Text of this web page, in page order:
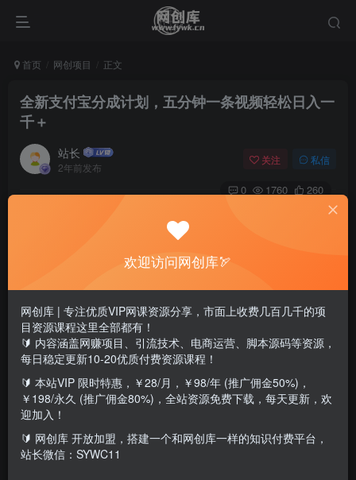
首页 网创项目 正文
全新支付宝分成计划，五分钟一条视频轻松日入一
千＋
站长
2年前发布
关注 私信
0 1760 260
项目介绍
支付宝分成计划是今年新推出的视频分成项目，做法轻松，
欢迎访问网创库🏹
网创库 | 专注优质VIP网课资源分享，市面上收费几百几千的项
目资源课程这里全部都有！
🔰 内容涵盖网赚项目、引流技术、电商运营、脚本源码等资源，
每日稳定更新10-20优质付费资源课程！
🔰 本站VIP 限时特惠，￥28/月，￥98/年 (推广佣金50%)，
￥198/永久 (推广佣金80%)，全站资源免费下载，每天更新，欢
迎加入！
🔰 网创库 开放加盟，搭建一个和网创库一样的知识付费平台，
站长微信：SYWC11